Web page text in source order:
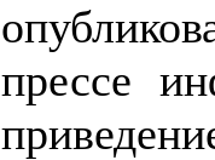
прессе